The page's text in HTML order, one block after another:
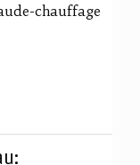
chauffage